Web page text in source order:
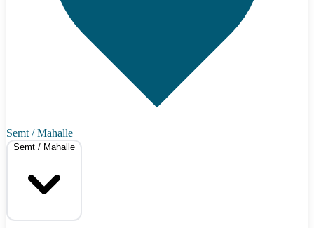
Semt / Mahalle
Semt / Mahalle